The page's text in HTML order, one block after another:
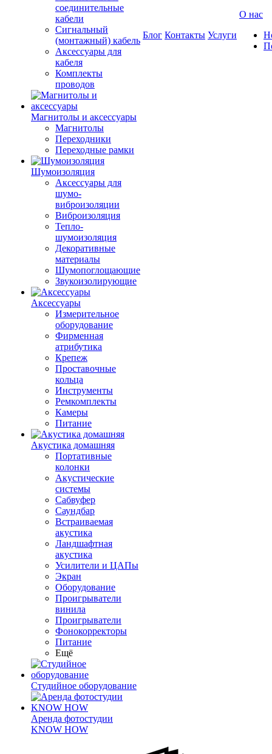
соединительные
кабели
Сигнальный
(монтажный) кабель
Аксессуары для
кабеля
Комплекты
проводов
Магнитолы и аксессуары
Магнитолы
Переходники
Переходные рамки
Шумоизоляция
Аксессуары для
шумо-
виброизоляции
Виброизоляция
Тепло-
шумоизоляция
Декоративные
материалы
Шумопоглощающие
Звукоизолирующие
Аксессуары
Измерительное
оборудование
Фирменная
атрибутика
Крепеж
Проставочные
кольца
Инструменты
Ремкомплекты
Камеры
Питание
Акустика домашняя
Портативные
колонки
Акустические
системы
Сабвуфер
Саундбар
Встраиваемая
акустика
Ландшафтная
акустика
Усилители и ЦАПы
Экран
Оборудование
Проигрыватели
винила
Проигрыватели
Фонокорректоры
Питание
Ещё
Студийное оборудование
Аренда фотостудии
KNOW HOW
Блог Контакты Услуги
О нас